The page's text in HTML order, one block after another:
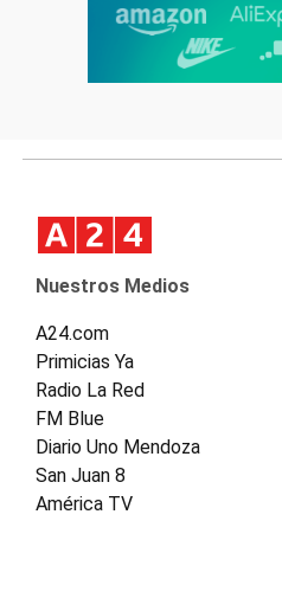
Nuestros Medios
A24.com
Primicias Ya
Radio La Red
FM Blue
Diario Uno Mendoza
San Juan 8
América TV